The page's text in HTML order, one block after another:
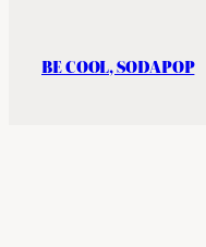
BE COOL, SODAPOP